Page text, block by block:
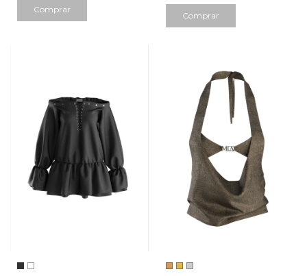
Comprar
Comprar